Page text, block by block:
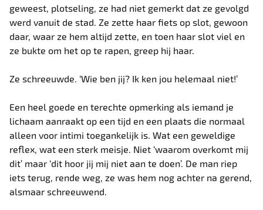
geweest, plotseling, ze had niet gemerkt dat ze gevolgd
werd vanuit de stad. Ze zette haar fiets op slot, gewoon
daar, waar ze hem altijd zette, en toen haar slot viel en
ze bukte om het op te rapen, greep hij haar.
Ze schreeuwde. ‘Wie ben jij? Ik ken jou helemaal niet!’
Een heel goede en terechte opmerking als iemand je
lichaam aanraakt op een tijd en een plaats die normaal
alleen voor intimi toegankelijk is. Wat een geweldige
reflex, wat een sterk meisje. Niet ‘waarom overkomt mij
dit’ maar ‘dit hoor jij mij niet aan te doen’. De man riep
iets terug, rende weg, ze was hem nog achter na gerend,
alsmaar schreeuwend.